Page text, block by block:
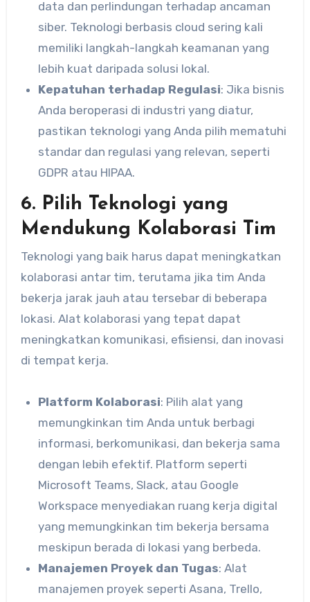
data dan perlindungan terhadap ancaman
siber. Teknologi berbasis cloud sering kali
memiliki langkah-langkah keamanan yang
lebih kuat daripada solusi lokal.
Kepatuhan terhadap Regulasi: Jika bisnis
Anda beroperasi di industri yang diatur,
pastikan teknologi yang Anda pilih mematuhi
standar dan regulasi yang relevan, seperti
GDPR atau HIPAA.
6. Pilih Teknologi yang
Mendukung Kolaborasi Tim
Teknologi yang baik harus dapat meningkatkan
kolaborasi antar tim, terutama jika tim Anda
bekerja jarak jauh atau tersebar di beberapa
lokasi. Alat kolaborasi yang tepat dapat
meningkatkan komunikasi, efisiensi, dan inovasi
di tempat kerja.
Platform Kolaborasi: Pilih alat yang
memungkinkan tim Anda untuk berbagi
informasi, berkomunikasi, dan bekerja sama
dengan lebih efektif. Platform seperti
Microsoft Teams, Slack, atau Google
Workspace menyediakan ruang kerja digital
yang memungkinkan tim bekerja bersama
meskipun berada di lokasi yang berbeda.
Manajemen Proyek dan Tugas: Alat
manajemen proyek seperti Asana, Trello,